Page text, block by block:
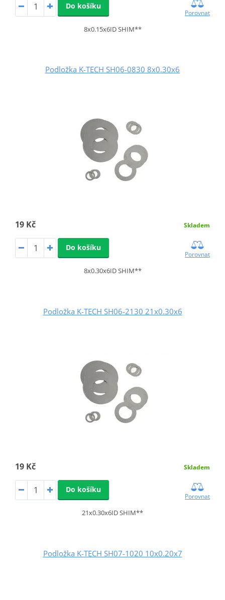
Do košíku
Porovnat
8x0.15x6ID SHIM**
Podložka K-TECH SH06-0830 8x0.30x6
19 Kč Skladem
Do košíku
Porovnat
8x0.30x6ID SHIM**
Podložka K-TECH SH06-2130 21x0.30x6
19 Kč Skladem
Do košíku
Porovnat
21x0.30x6ID SHIM**
Podložka K-TECH SH07-1020 10x0.20x7